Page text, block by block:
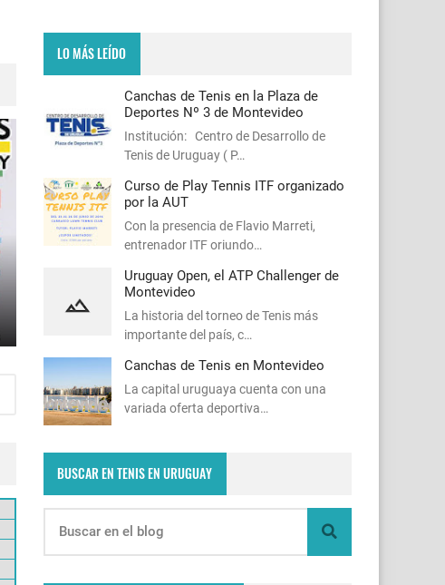
LO MÁS LEÍDO
Canchas de Tenis en la Plaza de
Deportes Nº 3 de Montevideo
Institución: Centro de Desarrollo de
Tenis de Uruguay ( P…
Curso de Play Tennis ITF organizado
por la AUT
Con la presencia de Flavio Marreti,
entrenador ITF oriundo…
Uruguay Open, el ATP Challenger de
Montevideo
La historia del torneo de Tenis más
importante del país, c…
Canchas de Tenis en Montevideo
La capital uruguaya cuenta con una
variada oferta deportiva…
BUSCAR EN TENIS EN URUGUAY